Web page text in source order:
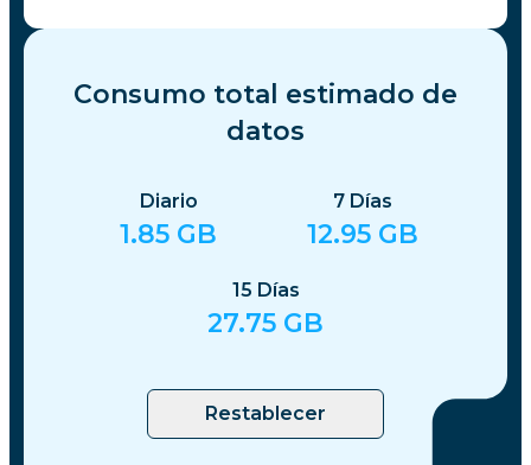
Consumo total estimado de
datos
Diario
1.85 GB
7 Días
12.95 GB
15 Días
27.75 GB
Restablecer